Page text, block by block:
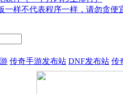
一样不代表程序一样，请勿贪便
传奇手游发布站 DNF发布站 传